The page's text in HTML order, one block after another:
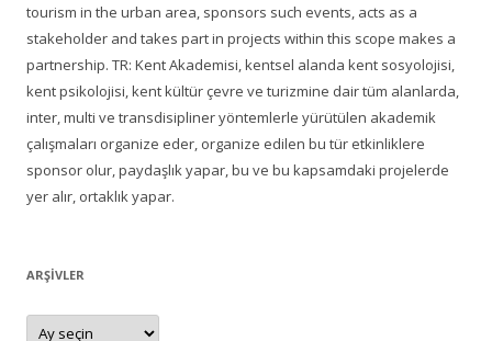
tourism in the urban area, sponsors such events, acts as a
stakeholder and takes part in projects within this scope makes a
partnership. TR: Kent Akademisi, kentsel alanda kent sosyolojisi,
kent psikolojisi, kent kültür çevre ve turizmine dair tüm alanlarda,
inter, multi ve transdisipliner yöntemlerle yürütülen akademik
çalışmaları organize eder, organize edilen bu tür etkinliklere
sponsor olur, paydaşlık yapar, bu ve bu kapsamdaki projelerde
yer alır, ortaklık yapar.
ARŞIVLER
Arşivler